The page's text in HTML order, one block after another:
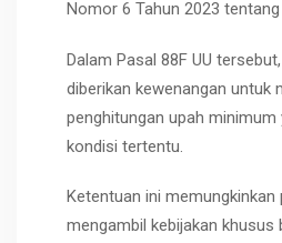
Nomor 6 Tahun 2023
Dalam Pasal 88F UU
diberikan kewenangan untuk
penghitungan upah minimum
kondisi tertentu.
Ketentuan ini memungkinkan
mengambil kebijakan khusus